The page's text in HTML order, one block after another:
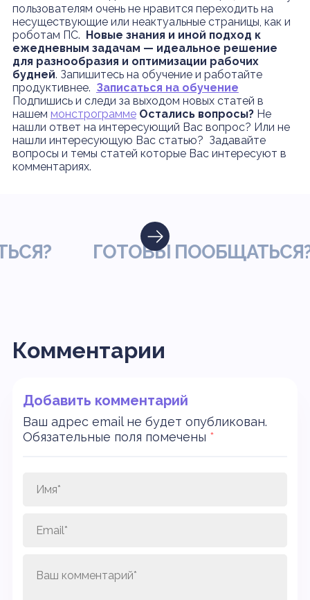
пользователям очень не нравится переходить на
несуществующие или неактуальные страницы, как и
роботам ПС. Новые знания и иной подход к
ежедневным задачам — идеальное решение
для разнообразия и оптимизации рабочих
будней. Запишитесь на обучение и работайте
продуктивнее. Записаться на обучение
Подпишись и следи за выходом новых статей в
нашем монстрограмме Остались вопросы?Не
нашли ответ на интересующий Вас вопрос? Или не
нашли интересующую Вас статью? Задавайте
вопросы и темы статей которые Вас интересуют в
комментариях.
ГОТОВЫ ПООБЩАТЬСЯ?
Комментарии
Добавить комментарий
Ваш адрес email не будет опубликован.
Обязательные поля помечены *